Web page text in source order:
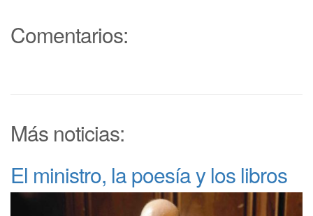
Comentarios:
Más noticias:
El ministro, la poesía y los libros